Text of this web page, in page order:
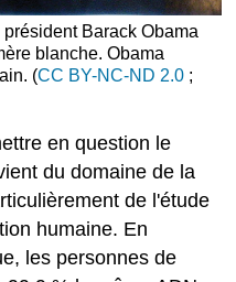
président Barack Obama
blanche. Obama
(CC BY-NC-ND 2.0;
en question le
du domaine de la
de l'étude
humaine. En
les personnes de